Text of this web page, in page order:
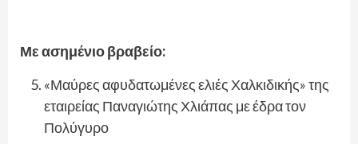
Με ασημένιο βραβείο:
«Μαύρες αφυδατωμένες ελιές Χαλκιδικής» της
εταιρείας Παναγιώτης Χλιάπας με έδρα τον
Πολύγυρο